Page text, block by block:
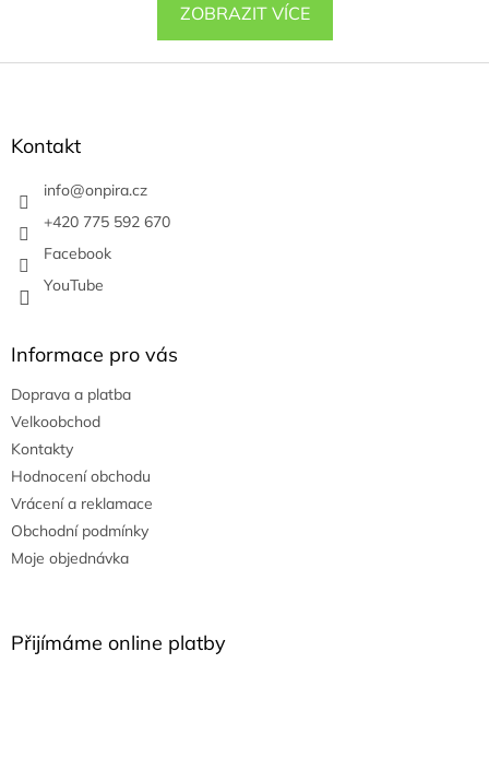
ZOBRAZIT VÍCE
Z
Kontakt
info@onpira.cz
+420 775 592 670
Facebook
YouTube
Informace pro vás
Doprava a platba
Velkoobchod
Kontakty
Hodnocení obchodu
Vrácení a reklamace
Obchodní podmínky
Moje objednávka
Přijímáme online platby